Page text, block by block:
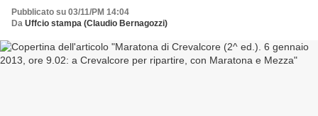
Pubblicato su 03/11/PM 14:04
Da Uffcio stampa (Claudio Bernagozzi)